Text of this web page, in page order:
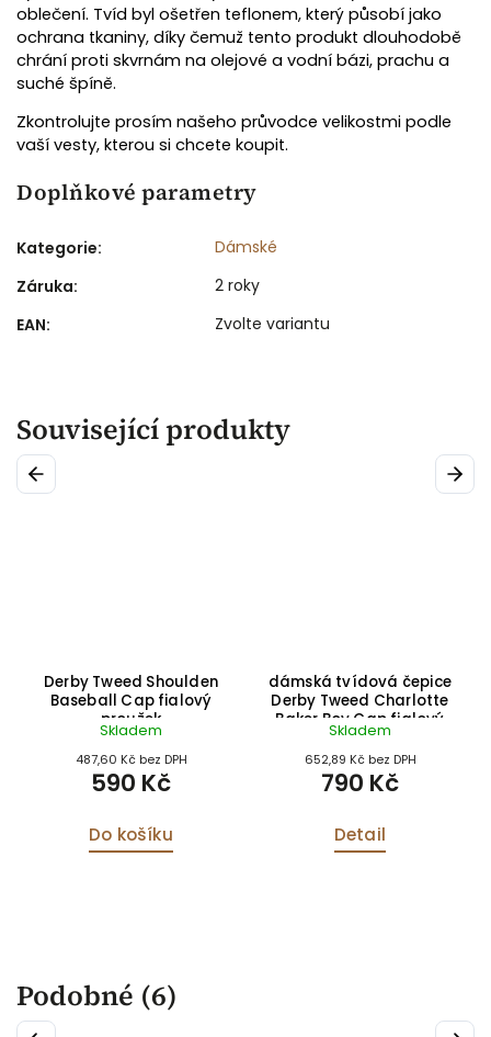
oblečení. Tvíd byl ošetřen teflonem, který působí jako
ochrana tkaniny, díky čemuž tento produkt dlouhodobě
chrání proti skvrnám na olejové a vodní bázi, prachu a
suché špíně.
Zkontrolujte prosím našeho průvodce velikostmi podle
vaší vesty, kterou si chcete koupit.
Doplňkové parametry
Kategorie:
Dámské
Záruka:
2 roky
EAN: Zvolte variantu
Související produkty
Previous
Derby Tweed Shoulden
Baseball Cap fialový
proužek
Skladem
487,60 Kč bez DPH
590 Kč
Do košíku
dámská tvídová čepice
Derby Tweed Charlotte
Baker Boy Cap fialový
proužek
Skladem
652,89 Kč bez DPH
790 Kč
Detail
Next
Podobné (6)